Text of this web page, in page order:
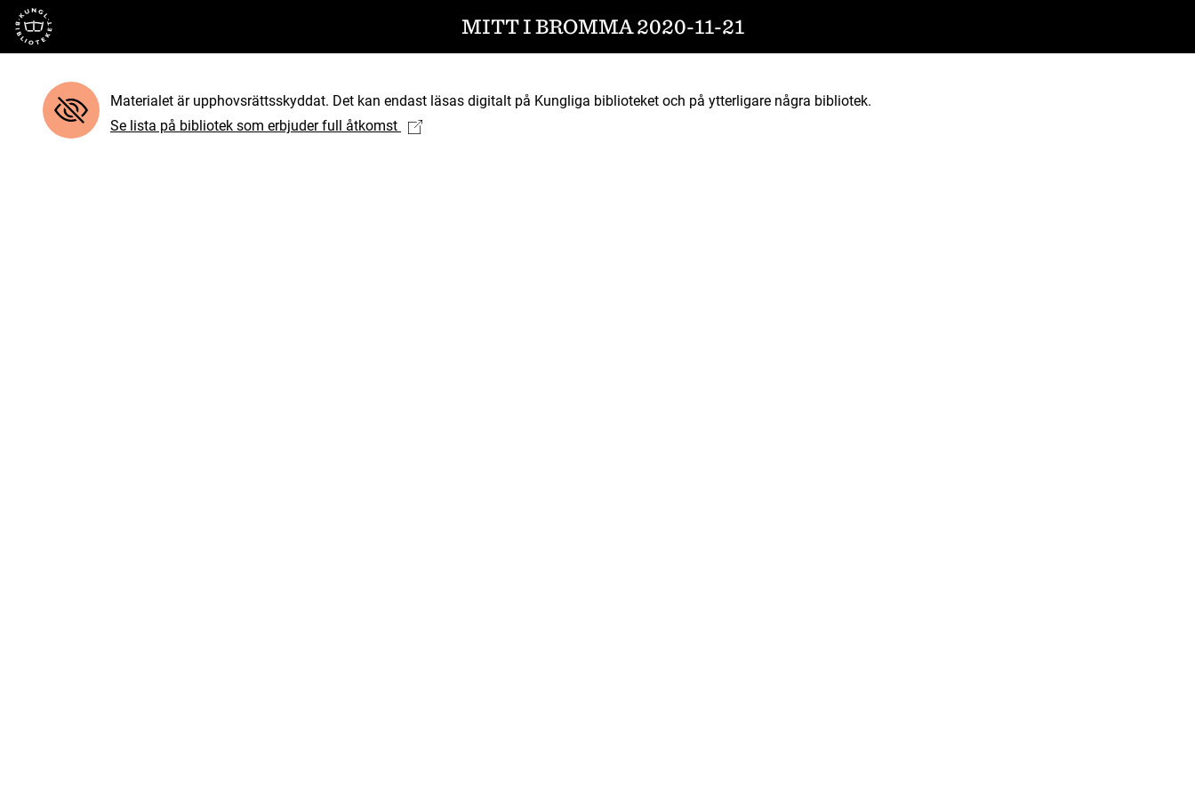
Till startsidan MITT I BROMMA 2020-11-21
Materialet är upphovsrättsskyddat. Det kan endast läsas digitalt på Kungliga biblioteket och på ytterligare några bibliotek.
Se lista på bibliotek som erbjuder full åtkomst